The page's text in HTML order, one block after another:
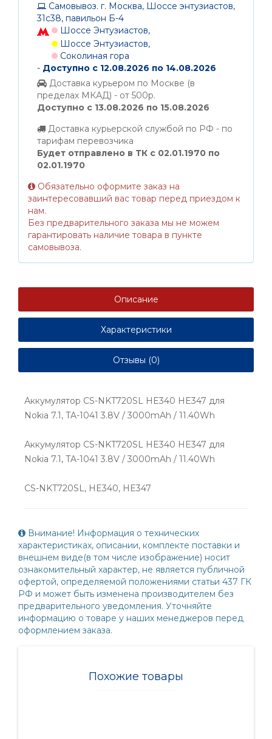
Самовывоз. г. Москва, Шоссе энтузиастов,
31с38, павильон Б-4
Шоссе Энтузиастов,
Шоссе Энтузиастов,
Соколиная гора
- Доступно с 12.08.2026 по 14.08.2026
Доставка курьером по Москве (в
пределах МКАД) - от 500р.
Доступно с 13.08.2026 по 15.08.2026
Доставка курьерской службой по РФ - по
тарифам перевозчика
Будет отправлено в ТК с 02.01.1970 по
02.01.1970
Обязательно оформите заказ на
заинтересовавший вас товар перед приездом к
нам.
Без предварительного заказа мы не можем
гарантировать наличие товара в пункте
самовывоза.
Описание
Характеристики
Отзывы (0)
Аккумулятор CS-NKT720SL HE340 HE347 для
Nokia 7.1, TA-1041 3.8V / 3000mAh / 11.40Wh
Аккумулятор CS-NKT720SL HE340 HE347 для
Nokia 7.1, TA-1041 3.8V / 3000mAh / 11.40Wh
CS-NKT720SL, HE340, HE347
Внимание! Информация о технических
характеристиках, описании, комплекте поставки и
внешнем виде(в том числе изображение) носит
ознакомительный характер, не является публичной
офертой, определяемой положениями статьи 437 ГК
РФ и может быть изменена производителем без
предварительного уведомления. Уточняйте
информацию о товаре у наших менеджеров перед
оформлением заказа.
Похожие товары